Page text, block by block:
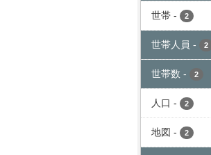
世帯 - 2
世帯人員 - 2
世帯数 - 2
人口 - 2
地図 - 2